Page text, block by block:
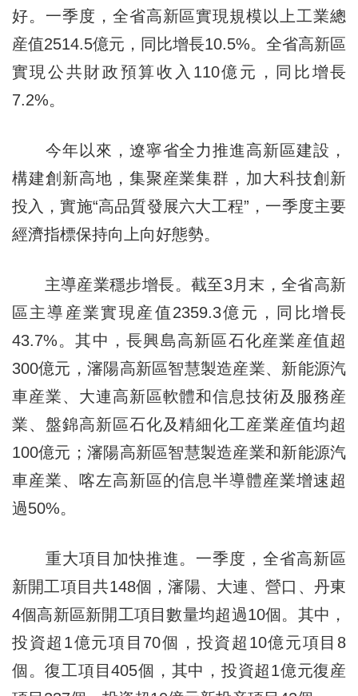
好。一季度，全省高新區實現規模以上工業總
産值2514.5億元，同比增長10.5%。全省高新區
實現公共財政預算收入110億元，同比增長
7.2%。
今年以來，遼寧省全力推進高新區建設，
構建創新高地，集聚産業集群，加大科技創新
投入，實施“高品質發展六大工程”，一季度主要
經濟指標保持向上向好態勢。
主導産業穩步增長。截至3月末，全省高新
區主導産業實現産值2359.3億元，同比增長
43.7%。其中，長興島高新區石化産業産值超
300億元，瀋陽高新區智慧製造産業、新能源汽
車産業、大連高新區軟體和信息技術及服務産
業、盤錦高新區石化及精細化工産業産值均超
100億元；瀋陽高新區智慧製造産業和新能源汽
車産業、喀左高新區的信息半導體産業增速超
過50%。
重大項目加快推進。一季度，全省高新區
新開工項目共148個，瀋陽、大連、營口、丹東
4個高新區新開工項目數量均超過10個。其中，
投資超1億元項目70個，投資超10億元項目8
個。復工項目405個，其中，投資超1億元復産